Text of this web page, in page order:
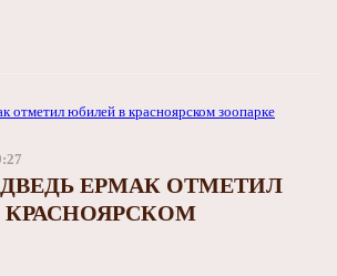
ЕРМАК ОТМЕТИЛ